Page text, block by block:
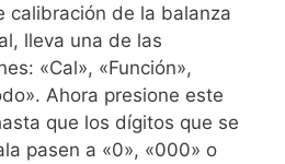
calibración de la balanza
lleva una de las
«Cal», «Función»,
Ahora presione este
que los dígitos que se
pasen a «0», «000» o